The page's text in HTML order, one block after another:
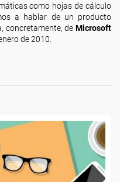
como hojas de cálculo
a hablar de un producto
concretamente, de Microsoft
de 2010.